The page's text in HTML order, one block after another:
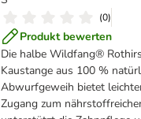
(0)
Produkt bewerten
Die halbe Wildfang®
Kaustange aus 100 %
Abwurfgeweih bietet
Zugang zum